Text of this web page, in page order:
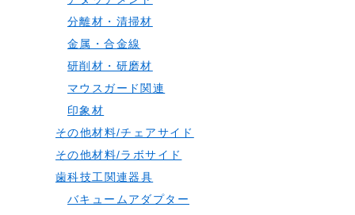
分離材・清掃材
金属・合金線
研削材・研磨材
マウスガード関連
印象材
その他材料/チェアサイド
その他材料/ラボサイド
歯科技工関連器具
バキュームアダプター